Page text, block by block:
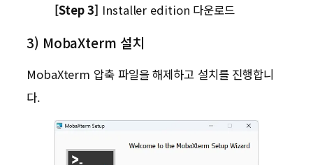
[Step 3] Installer edition 다운로드
3) MobaXterm 설치
MobaXterm 압축 파일을 해제하고 설치를 진행합니
다.